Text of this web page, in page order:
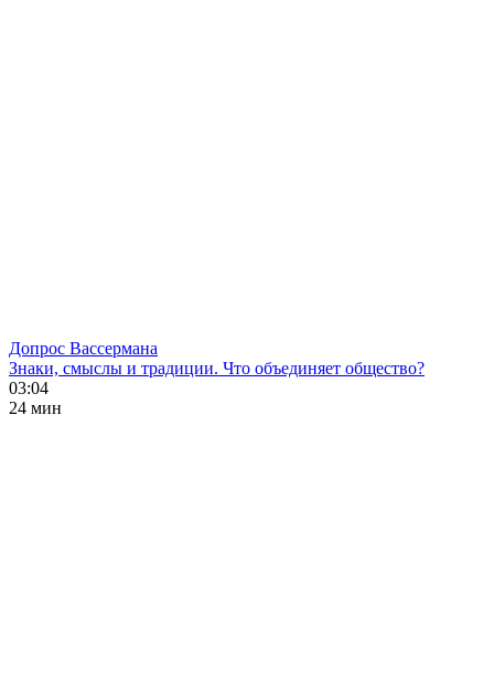
Допрос Вассермана
Знаки, смыслы и традиции. Что объединяет общество?
03:04
24 мин